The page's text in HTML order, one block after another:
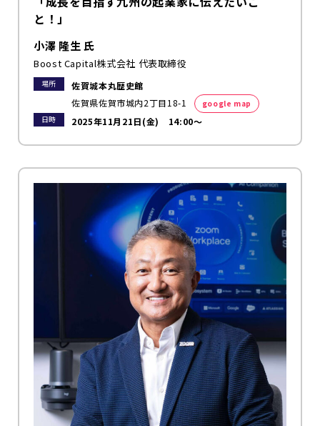
と！」
小澤 隆生 氏
Boost Capital株式会社 代表取締役
場所
佐賀城本丸歴史館
佐賀県佐賀市城内2丁目18-1
google map
日時
2025年11月21日(金) 14:00～